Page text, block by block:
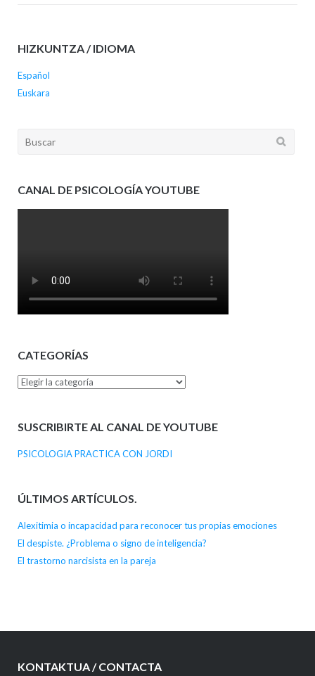
HIZKUNTZA / IDIOMA
Español
Euskara
Buscar:
CANAL DE PSICOLOGÍA YOUTUBE
CATEGORÍAS
Categorías
SUSCRIBIRTE AL CANAL DE YOUTUBE
PSICOLOGIA PRACTICA CON JORDI
ÚLTIMOS ARTÍCULOS.
Alexitimia o incapacidad para reconocer tus propias emociones
El despiste. ¿Problema o signo de inteligencia?
El trastorno narcisista en la pareja
KONTAKTUA / CONTACTA